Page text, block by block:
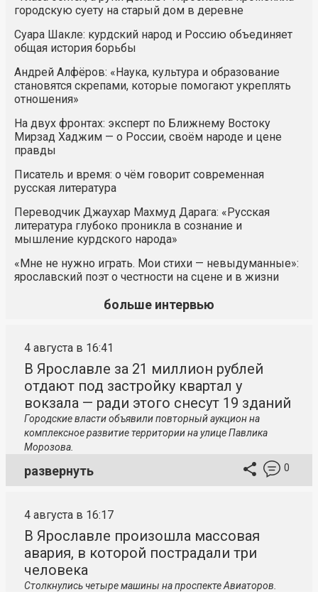
городскую суету на старый дом в деревне
Суара Шакле: курдский народ и Россию объединяет
общая история борьбы
Андрей Алфёров: «Наука, культура и образование
становятся скрепами, которые помогают укреплять
отношения»
На двух фронтах: эксперт по Ближнему Востоку
Мирзад Хаджим — о России, своём народе и цене
правды
Писатель и время: о чём говорит современная
русская литература
Переводчик Джаухар Махмуд Дарага: «Русская
литература глубоко проникла в сознание и
мышление курдского народа»
«Мне не нужно играть. Мои стихи — невыдуманные»:
ярославский поэт о честности на сцене и в жизни
больше интервью
4 августа в 16:41
В Ярославле за 21 миллион рублей
отдают под застройку квартал у
вокзала — ради этого снесут 19 зданий
Городские власти объявили повторный аукцион на
комплексное развитие территории на улице Павлика
Морозова.
развернуть 0
4 августа в 16:17
В Ярославле произошла массовая
авария, в которой пострадали три
человека
Столкнулись четыре машины на проспекте Авиаторов.